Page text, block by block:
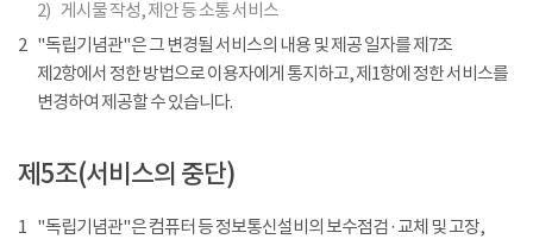
2) 게시물 작성, 제안 등 소통 서비스
2 "독립기념관"은 그 변경될 서비스의 내용 및 제공 일자를 제7조
제2항에서 정한 방법으로 이용자에게 통지하고, 제1항에 정한 서비스를
변경하여 제공할 수 있습니다.
제5조(서비스의 중단)
1 "독립기념관"은 컴퓨터 등 정보통신설비의 보수점검 · 교체 및 고장,